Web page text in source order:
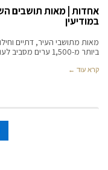
אחדות | מאות תושבים
במודיעין
מאות מתושבי העיר, דתיים
ביותר מ-1,500 ערים מסביב לעולם, כשציינו יחד את השבת
קרא עוד ←